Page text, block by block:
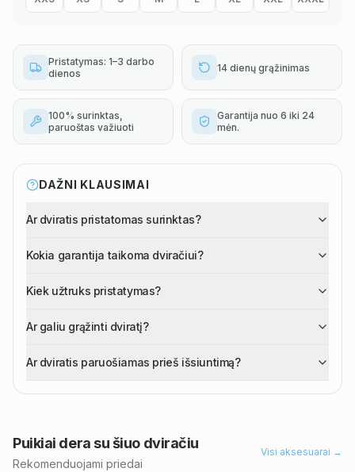
Pristatymas: 1–3 darbo
dienos
14 dienų grąžinimas
100% surinktas,
paruoštas važiuoti
Garantija nuo 6 iki 24
mėn.
DAŽNI KLAUSIMAI
Ar dviratis pristatomas surinktas?
Kokia garantija taikoma dviračiui?
Kiek užtruks pristatymas?
Ar galiu grąžinti dviratį?
Ar dviratis paruošiamas prieš išsiuntimą?
Puikiai dera su šiuo dviračiu
Rekomenduojami priedai
Visi aksesuarai →